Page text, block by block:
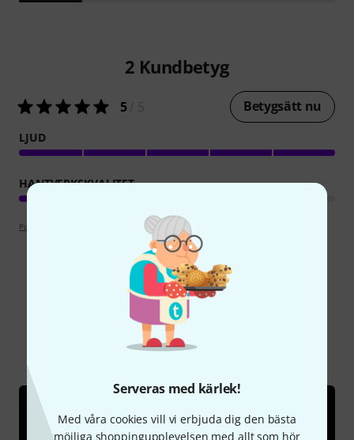
Serveras med kärlek!
Med våra cookies vill vi erbjuda dig den bästa
möjliga shoppingupplevelsen med allt som hör
2 Kundbetyg
5/ 5 Betygsätt nu
LJUD
HANTVERKSKVALITET
Poängpolicy
Visste du?
Alla Onlineguide